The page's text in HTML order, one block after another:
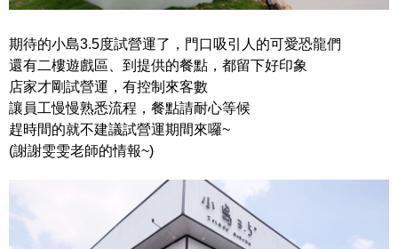
期待的小島3.5度試營運了，門口吸引人的可愛恐龍們
還有二樓遊戲區、到提供的餐點，都留下好印象
店家才剛試營運，有控制來客數
讓員工慢慢熟悉流程，餐點請耐心等候
趕時間的就不建議試營運期間來囉~
(謝謝雯雯老師的情報~)